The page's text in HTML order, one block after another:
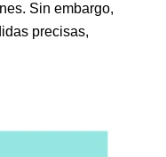
Sin embargo,
precisas,